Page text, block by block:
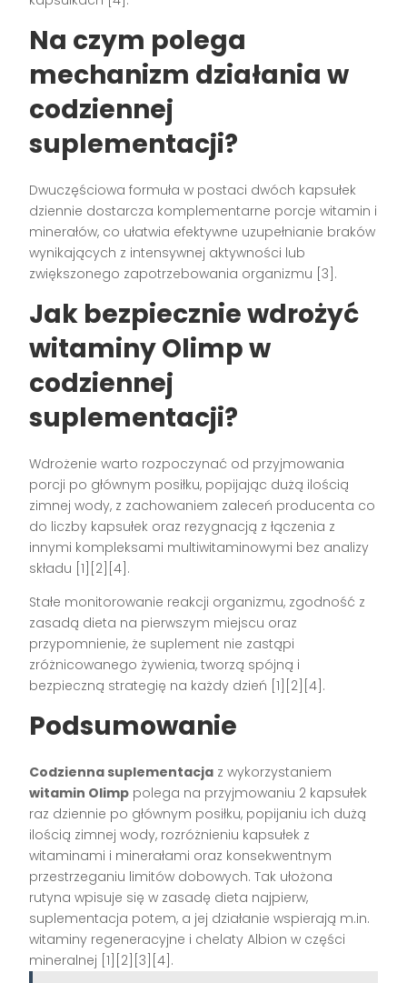
Na czym polega
mechanizm działania w
codziennej
suplementacji?
Dwuczęściowa formuła w postaci dwóch kapsułek
dziennie dostarcza komplementarne porcje witamin i
minerałów, co ułatwia efektywne uzupełnianie braków
wynikających z intensywnej aktywności lub
zwiększonego zapotrzebowania organizmu [3].
Jak bezpiecznie wdrożyć
witaminy Olimp w
codziennej
suplementacji?
Wdrożenie warto rozpoczynać od przyjmowania
porcji po głównym posiłku, popijając dużą ilością
zimnej wody, z zachowaniem zaleceń producenta co
do liczby kapsułek oraz rezygnacją z łączenia z
innymi kompleksami multiwitaminowymi bez analizy
składu [1][2][4].
Stałe monitorowanie reakcji organizmu, zgodność z
zasadą dieta na pierwszym miejscu oraz
przypomnienie, że suplement nie zastąpi
zróżnicowanego żywienia, tworzą spójną i
bezpieczną strategię na każdy dzień [1][2][4].
Podsumowanie
Codzienna suplementacja z wykorzystaniem
witamin Olimp polega na przyjmowaniu 2 kapsułek
raz dziennie po głównym posiłku, popijaniu ich dużą
ilością zimnej wody, rozróżnieniu kapsułek z
witaminami i minerałami oraz konsekwentnym
przestrzeganiu limitów dobowych. Tak ułożona
rutyna wpisuje się w zasadę dieta najpierw,
suplementacja potem, a jej działanie wspierają m.in.
witaminy regeneracyjne i chelaty Albion w części
mineralnej [1][2][3][4].